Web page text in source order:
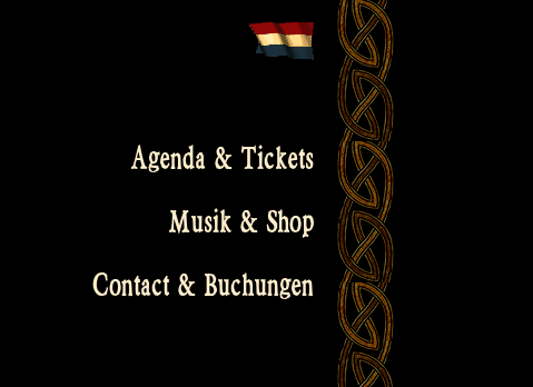
Agenda & Tickets
Musik & Shop
Contact & Buchungen